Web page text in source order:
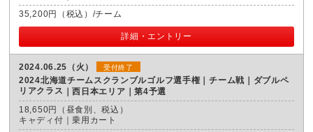
35,200円（税込）/チーム
詳細・エントリー
2024.06.25（火） 受付終了
2024北海道チームスクランブルゴルフ選手権｜チーム戦｜ダブルペ
リアクラス
西日本エリア｜第4予選
18,650円（昼食別、税込）
キャディ付｜乗用カート